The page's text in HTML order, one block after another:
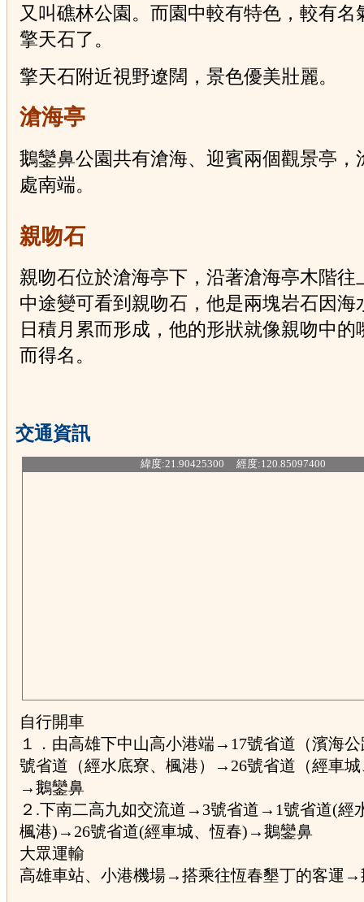
又叫礁林公園。而園中較有特色，較有名
擎天石了。
擎天石附近視野遼闊，景色優美壯麗。
滄海亭
鵝鑾鼻公園共有滄海、迎賓兩個觀景亭，
處南端。
親吻石
親吻石位於滄海亭下，沿著滄海亭木階往
中途變可看到親吻石，他是兩塊岩石因海
日積月累而形成，他的形狀就像親吻中的
而得名。
交通資訊
緯度:21.90425300 經度:120.85097400
自行開車
１．由高雄下中山高小港端→17號省道（濱海
號省道（經水底寮、楓港）→26號省道（經車
→鵝鑾鼻
２.下南二高九如交流道→3號省道→1號省道(經
楓港)→26號省道(經車城、恆春)→鵝鑾鼻
大眾運輸
高雄車站、小港機場→搭乘往恆春墾丁的客運→